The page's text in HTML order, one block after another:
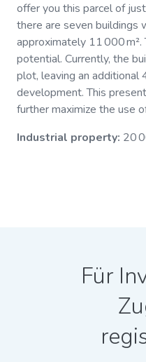
offer you this parcel of
there are seven buildings
approximately 11 000
potential. Currently, the
plot, leaving an additional
development. This
further maximize the use
Industrial property: 20
Für